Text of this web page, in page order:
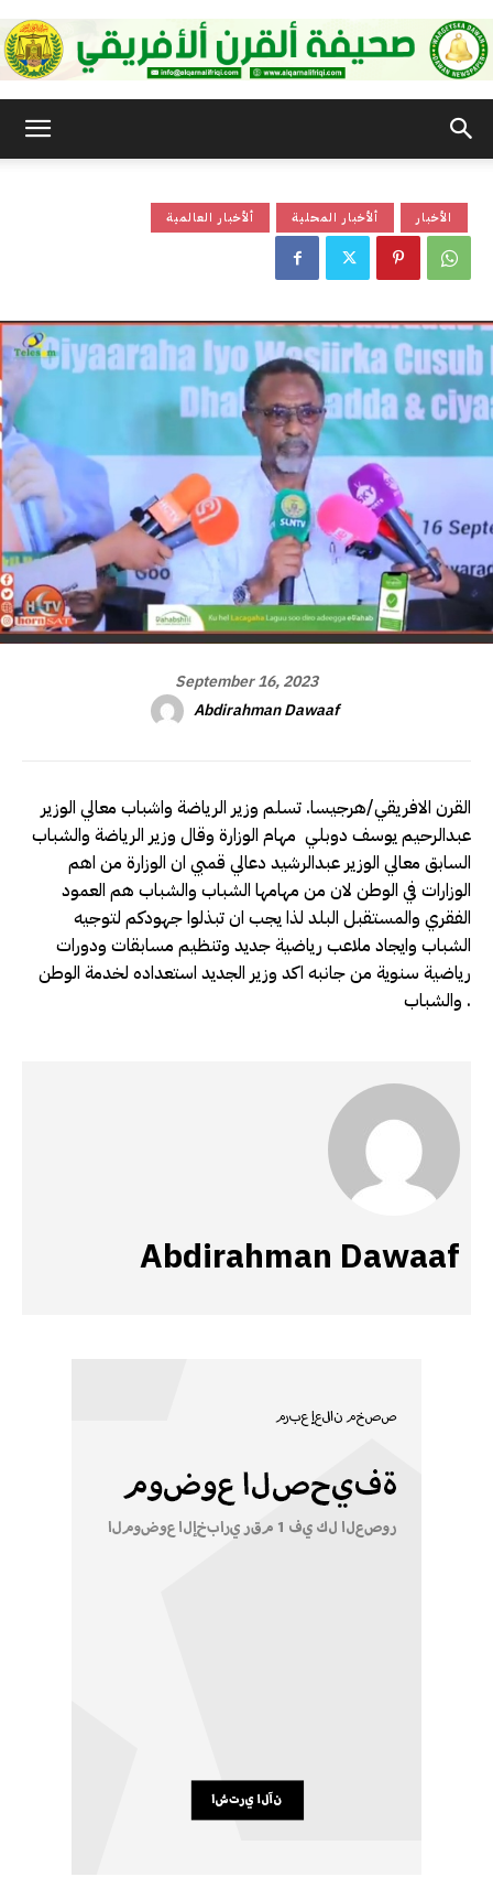
القرن
الأفريقي
ألأخبار العالمية ألأخبار المحلية الأخبار
September 16, 2023
Abdirahman Dawaaf
القرن الافريقي/هرجيسا. تسلم وزير الرياضة واشباب معالي الوزير
عبدالرحيم يوسف دوبلي مهام الوزارة وقال وزير الرياضة والشباب
السابق معالي الوزير عبدالرشيد دعالي قمبي ان الوزارة من اهم
الوزارات في الوطن لان من مهامها الشباب والشباب هم العمود
الفقري والمستقبل البلد لذا يجب ان تبذلوا جهودكم لتوجيه
الشباب وايجاد ملاعب رياضية جديد وتنظيم مسابقات ودورات
رياضية سنوية من جانبه اكد وزير الجديد استعداده لخدمة الوطن
والشباب .
Abdirahman Dawaaf